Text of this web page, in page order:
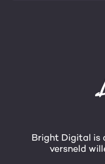
Bright Digital is
versneld